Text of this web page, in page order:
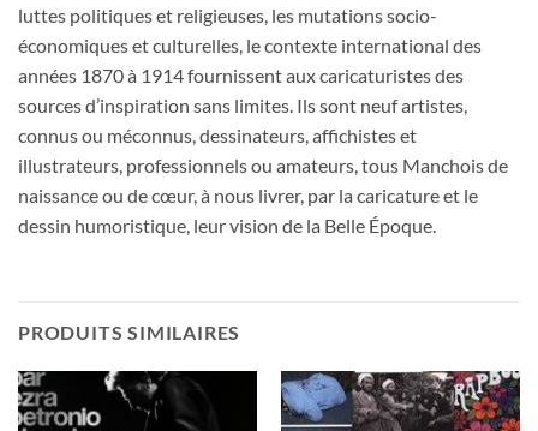
luttes politiques et religieuses, les mutations socio-
économiques et culturelles, le contexte international des
années 1870 à 1914 fournissent aux caricaturistes des
sources d’inspiration sans limites. Ils sont neuf artistes,
connus ou méconnus, dessinateurs, affichistes et
illustrateurs, professionnels ou amateurs, tous Manchois de
naissance ou de cœur, à nous livrer, par la caricature et le
dessin humoristique, leur vision de la Belle Époque.
PRODUITS SIMILAIRES